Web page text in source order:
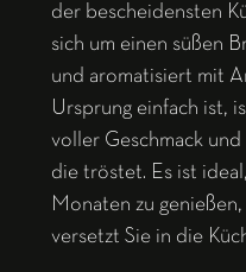
der bescheidensten
sich um einen süßen
und aromatisiert mit
Ursprung einfach ist,
voller Geschmack
die tröstet. Es ist
Monaten zu
versetzt Sie in die